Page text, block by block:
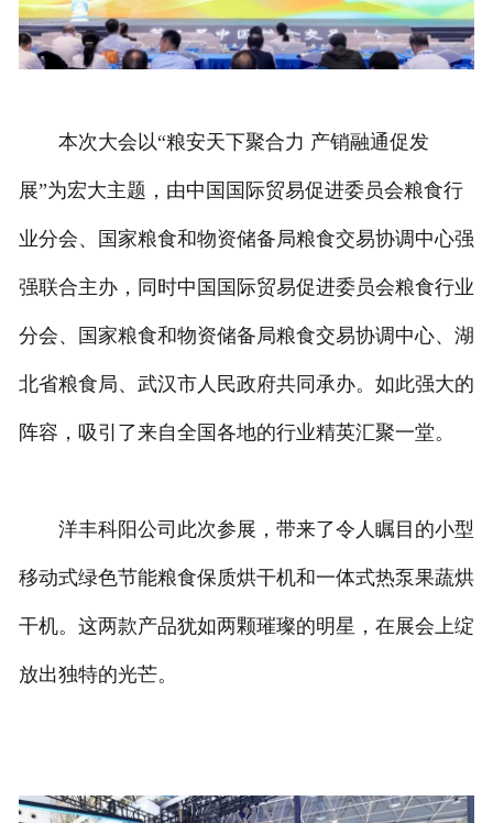
本次大会以“粮安天下聚合力 产销融通促发
展”为宏大主题，由中国国际贸易促进委员会粮食行
业分会、国家粮食和物资储备局粮食交易协调中心强
强联合主办，同时中国国际贸易促进委员会粮食行业
分会、国家粮食和物资储备局粮食交易协调中心、湖
北省粮食局、武汉市人民政府共同承办。如此强大的
阵容，吸引了来自全国各地的行业精英汇聚一堂。
洋丰科阳公司此次参展，带来了令人瞩目的小型
移动式绿色节能粮食保质烘干机和一体式热泵果蔬烘
干机。这两款产品犹如两颗璀璨的明星，在展会上绽
放出独特的光芒。